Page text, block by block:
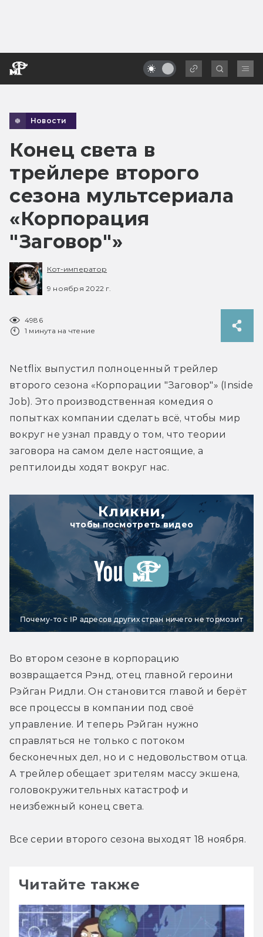
Новости
Конец света в
трейлере второго
сезона мультсериала
«Корпорация
"Заговор"»
Кот-император
9 ноября 2022 г.
4986
1 минута на чтение
Netflix выпустил полноценный трейлер
второго сезона «Корпорации "Заговор"» (Inside
Job). Это производственная комедия о
попытках компании сделать всё, чтобы мир
вокруг не узнал правду о том, что теории
заговора на самом деле настоящие, а
рептилоиды ходят вокруг нас.
Кликни,
чтобы посмотреть видео
Почему-то с IP адресов других стран ничего не тормозит
Во втором сезоне в корпорацию
возвращается Рэнд, отец главной героини
Рэйган Ридли. Он становится главой и берёт
все процессы в компании под своё
управление. И теперь Рэйган нужно
справляться не только с потоком
бесконечных дел, но и с недовольством отца.
А трейлер обещает зрителям массу экшена,
головокружительных катастроф и
неизбежный конец света.
Все серии второго сезона выходят 18 ноября.
Читайте также